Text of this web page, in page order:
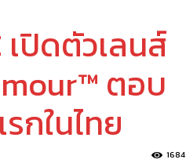
ปิดตัวเลนส์
ตอบ
กในไทย
1684